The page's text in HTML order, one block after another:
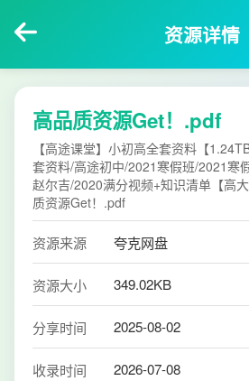
资源详情
高品质资源Get！.pdf
【高途课堂】小初高全套资料【
套资料/高途初中/2021寒假班/2021寒
赵尔吉/2020满分视频+知识清单【高
质资源Get！.pdf
资源来源 夸克网盘
资源大小 349.02KB
分享时间 2025-08-02
收录时间 2026-07-08